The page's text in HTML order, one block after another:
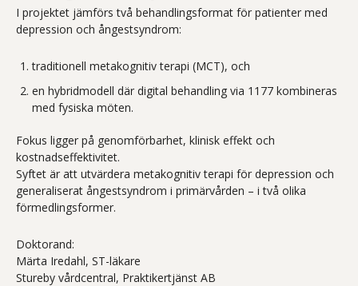
I projektet jämförs två behandlingsformat för patienter med
depression och ångestsyndrom:
traditionell metakognitiv terapi (MCT), och
en hybridmodell där digital behandling via 1177 kombineras
med fysiska möten.
Fokus ligger på genomförbarhet, klinisk effekt och
kostnadseffektivitet.
Syftet är att utvärdera metakognitiv terapi för depression och
generaliserat ångestsyndrom i primärvården – i två olika
förmedlingsformer.
Doktorand:
Märta Iredahl, ST-läkare
Stureby vårdcentral, Praktikertjänst AB